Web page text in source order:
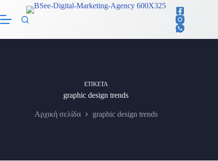
περιεχόμενο
ΕΤΙΚΈΤΑ
graphic design trends
Αρχική σελίδα graphic design trends